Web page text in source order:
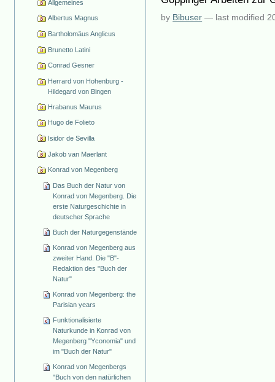
Allgemeines
Albertus Magnus
Bartholomäus Anglicus
Brunetto Latini
Conrad Gesner
Herrard von Hohenburg -
Hildegard von Bingen
Hrabanus Maurus
Hugo de Folieto
Isidor de Sevilla
Jakob van Maerlant
Konrad von Megenberg
Das Buch der Natur von
Konrad von Megenberg. Die
erste Naturgeschichte in
deutscher Sprache
Buch der Naturgegenstände
Konrad von Megenberg aus
zweiter Hand. Die "B"-
Redaktion des "Buch der
Natur"
Konrad von Megenberg: the
Parisian years
Funktionalisierte
Naturkunde in Konrad von
Megenberg "Yconomia" und
im "Buch der Natur"
Konrad von Megenbergs
"Buch von den natürlichen
by Bibuser — last modified